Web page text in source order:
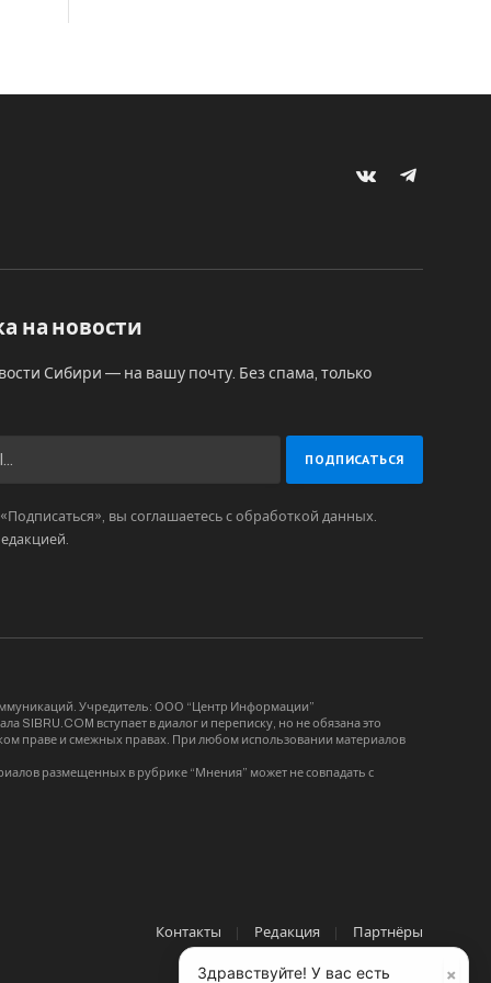
VKontakteTelegram
на новости
Сибири — на вашу почту. Без спама, только
вы соглашаетесь с обработкой данных.
.
Учредитель: ООО “Центр Информации”
SIBRU.COM вступает в диалог и переписку, но не обязана это
праве и смежных правах. При любом использовании материалов
размещенных в рубрике “Мнения” может не совпадать с
Контакты Редакция Партнёры
×
Здравствуйте! У вас есть